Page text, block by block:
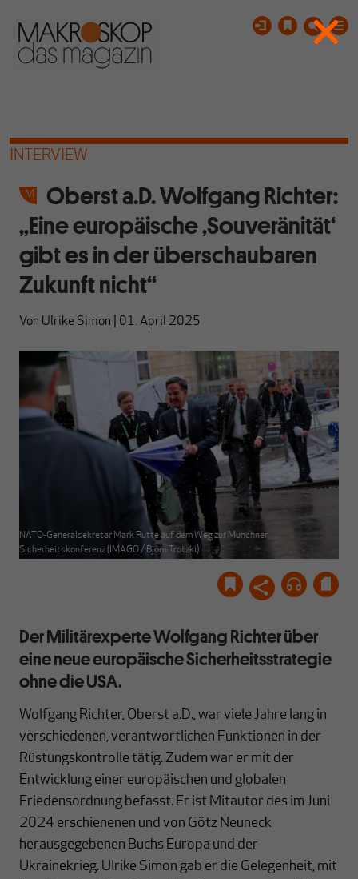
INTERVIEW
Oberst a.D. Wolfgang Richter:
„Eine europäische ‚Souveränität‘
gibt es in der überschaubaren
Zukunft nicht“
Von Ulrike Simon 01. April 2025
NATO-Generalsekretär Mark Rutte auf dem Weg zur Münchner
Sicherheitskonferenz (IMAGO / Björn Trotzki)
Der Militärexperte Wolfgang Richter über
eine neue europäische Sicherheitsstrategie
ohne die USA.
Wolfgang Richter, Oberst a.D., war viele Jahre lang in
verschiedenen, verantwortlichen Funktionen in der
Rüstungskontrolle tätig. Zudem war er mit der
Entwicklung einer europäischen und globalen
Friedensordnung befasst. Er ist Mitautor des im Juni
2024 erschienenen und von Götz Neuneck
herausgegebenen Buchs Europa und der
Ukrainekrieg. Ulrike Simon gab er die Gelegenheit, mit